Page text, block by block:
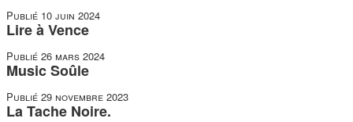
Publié 10 juin 2024
Lire à Vence
Publié 26 mars 2024
Music Soûle
Publié 29 novembre 2023
La Tache Noire.